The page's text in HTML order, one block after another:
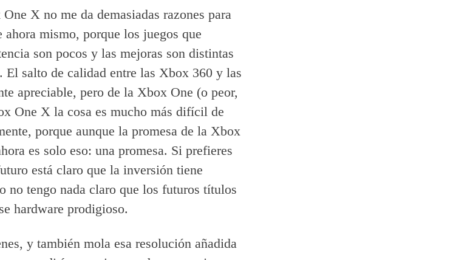
X no me da demasiadas razones para
ahora mismo, porque los juegos que
son pocos y las mejoras son distintas
El salto de calidad entre las Xbox 360 y las
apreciable, pero de la Xbox One (o peor,
One X la cosa es mucho más difícil de
porque aunque la promesa de la Xbox
es solo eso: una promesa. Si prefieres
está claro que la inversión tiene
no tengo nada claro que los futuros títulos
hardware prodigioso.
y también mola esa resolución añadida